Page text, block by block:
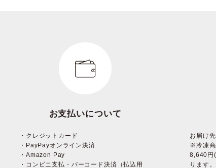
お支払いについて
・クレジットカード
・PayPayオンライン決済
・Amazon Pay
・コンビニ支払・バーコード決済（払込用
お届け
※冷凍商
8,640円
ります。